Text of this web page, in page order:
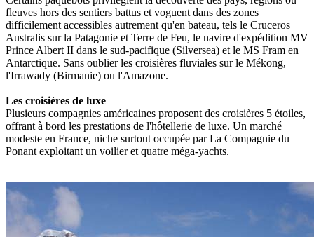
fleuves hors des sentiers battus et voguent dans des zones
difficilement accessibles autrement qu'en bateau, tels le Cruceros
Australis sur la Patagonie et Terre de Feu, le navire d'expédition MV
Prince Albert II dans le sud-pacifique (Silversea) et le MS Fram en
Antarctique. Sans oublier les croisières fluviales sur le Mékong,
l'Irrawady (Birmanie) ou l'Amazone.
Les croisières de luxe
Plusieurs compagnies américaines proposent des croisières 5 étoiles,
offrant à bord les prestations de l'hôtellerie de luxe. Un marché
modeste en France, niche surtout occupée par La Compagnie du
Ponant exploitant un voilier et quatre méga-yachts.